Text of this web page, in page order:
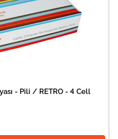
- Pili / RETRO - 4 Cell